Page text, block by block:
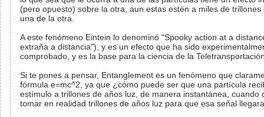
(pero opuesto) sobre la otra, aun estas estén a miles de trillones
una de la otra.
A este fenómeno Eintein lo denominó "Spooky action at a
extraña a distancia"), y es un efecto que ha sido
comprobado, y es la base para la ciencia de la
Si te pones a pensar, Entanglement es un fenómeno que
fórmula e=mc^2, ya que ¿cómo puede ser que una partícula
estímulo a trillones de años luz, de manera instantánea, cuando
tomar en realidad trillones de años luz para que esa señal